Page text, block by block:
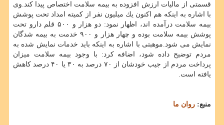
قسمتی از مالیات ارزش افزوده به بیمه سلامت اختصاص پیدا كند.وی
با اشاره به اینكه هم اكنون یك میلیون نفر از كمیته امداد تحت پوشش
بیمه سلامت درآمده اند، اظهار نمود: دو هزار و ۵۰۰ قلم دارو تحت
پوشش بیمه سلامت بوده و چهار هزار و ۹۰۰ خدمت به بیمه شدگان
نمایش می شود.موهبتی با اشاره به اینكه باید خدمات نمایش شده به
مردم توضیح داده شود، اضافه كرد: با وجود بیمه سلامت میزان
پرداخت مردم از جیب خودشان از ۷۰ درصد به ۳۰ یا ۴۰ درصد كاهش
یافته است.
منبع: روان ما